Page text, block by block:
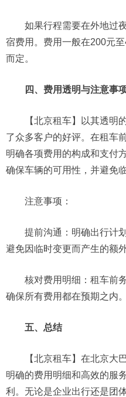
如果行程需要在外地过夜
宿费用。费用一般在200元
而定。
四、费用透明与注意事
【北京租车】以其透明的
了众多客户的好评。在租车
明确各项费用的构成和支付
确保车辆的可用性，并避免
注意事项：
提前沟通：明确出行计划
避免因临时变更而产生的额外
核对费用明细：租车前务
确保所有费用都在预期之内。
五、总结
【北京租车】在北京大巴
明确的费用明细和高效的服
利。无论是企业出行还是团